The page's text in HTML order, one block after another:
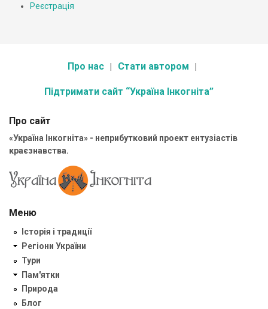
Реєстрація
Про нас Стати автором
Підтримати сайт “Україна Інкогніта”
Про сайт
«Україна Інкогніта» - неприбутковий проект ентузіастів
краєзнавства.
Меню
Історія і традиції
Регіони України
Тури
Пам'ятки
Природа
Блог